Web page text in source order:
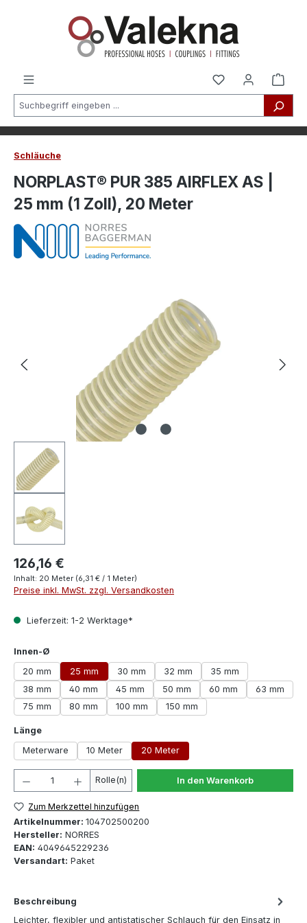
Schläuche
NORPLAST® PUR 385 AIRFLEX AS |
25 mm (1 Zoll), 20 Meter
126,16 €
Inhalt: 20 Meter (6,31 € / 1 Meter)
Preise inkl. MwSt. zzgl. Versandkosten
Lieferzeit: 1-2 Werktage*
Innen-Ø
20 mm
25 mm 30 mm 32 mm
35 mm
38 mm
40 mm 45 mm 50 mm 60 mm
63 mm
75 mm
80 mm 100 mm 150 mm
Längeauswählen
Meterware
10 Meter 20 Meter
Produkt Anzahl: Gib den gewünschten Wert ein
Rolle(n) In den Warenkorb
Zum Merkzettel hinzufügen
Artikelnummer: 104702500200
Hersteller: NORRES
EAN: 4049645229236
Versandart: Paket
Beschreibung
Leichter, flexibler und antistatischer Schlauch für den Einsatz in